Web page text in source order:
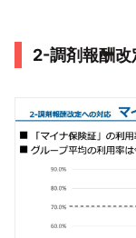
2-調剤報酬改